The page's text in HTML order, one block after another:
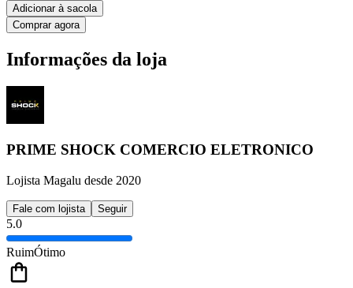
Adicionar à sacola
Comprar agora
Informações da loja
PRIME SHOCK COMERCIO ELETRONICO
Lojista Magalu desde 2020
Fale com lojista Seguir
5.0
RuimÓtimo